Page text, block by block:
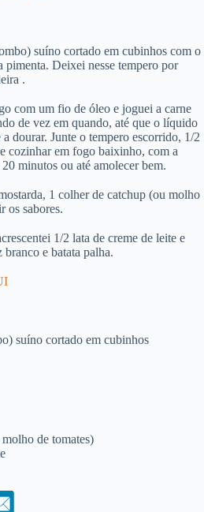
suíno cortado em cubinhos com o
pimenta. Deixei nesse tempero por
.
com um fio de óleo e joguei a carne
de vez em quando, até que o líquido
a dourar. Junte o tempero escorrido, 1/2
cozinhar em fogo baixinho, com a
minutos ou até amolecer bem.
1 colher de catchup (ou molho
os sabores.
1/2 lata de creme de leite e
e batata palha.
suíno cortado em cubinhos
de tomates)